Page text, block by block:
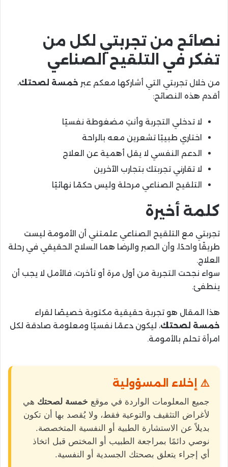
نصائح من تجربتي لكل من
تفكر في التلقيح الصناعي
من خلال تجربتي التي أشاركها معكم عبر خمسة لصحتك،
أقدم هذه النصائح:
لا تدخلي التجربة وأنتِ مضغوطة نفسيًا
اختاري طبيبًا تشعرين معه بالراحة
الدعم النفسي لا يقل أهمية عن العلاج
لا تقارني تجربتك بتجارب الآخرين
التلقيح الصناعي مرحلة وليس حكمًا نهائيًا
كلمة أخيرة
تجربتي مع التلقيح الصناعي علمتني أن الأمومة ليست
طريقًا واحدًا، وأن الصبر والرضا هما السلاح الحقيقي في رحلة
العلاج.
سواء نجحت التجربة من أول مرة أو تأخرت، فالأمل لا يجب أن
ينطفئ.
هذا المقال هو تجربة حقيقية مكتوبة خصيصًا لقراء
خمسة لصحتك، ليكون دعمًا نفسيًا ومعلومة صادقة لكل
امرأة تحلم بالأمومة.
⚠️ إخلاء المسؤولية
جميع المعلومات الواردة في موقع خمسة لصحتك هي
لأغراض التثقيف والتوعية فقط، ولا يُقصد بها أن تكون
بديلاً عن الاستشارة الطبية أو النفسية المتخصصة.
نوصي دائمًا بمراجعة الطبيب أو المختص قبل اتخاذ
أي إجراء يتعلق بصحتك الجسدية أو النفسية.